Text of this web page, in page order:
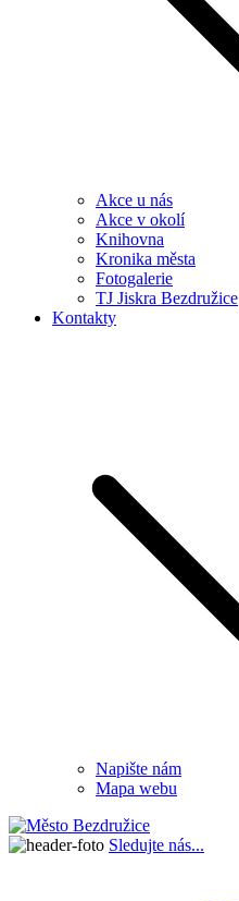
Akce u nás
Akce v okolí
Knihovna
Kronika města
Fotogalerie
TJ Jiskra Bezdružice
Kontakty
Napište nám
Mapa webu
Sledujte nás...